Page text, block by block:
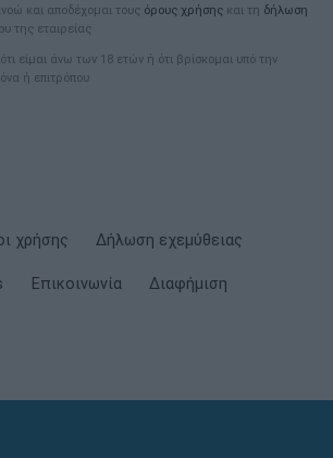
και αποδέχομαι τους όρους χρήσης και τη δήλωση
της εταιρείας
είμαι άνω των 18 ετών ή ότι βρίσκομαι υπό την
ή επιτρόπου
χρήσης Δήλωση εχεμύθειας
Επικοινωνία Διαφήμιση